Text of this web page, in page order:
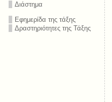
Διάστημα
Εφημερίδα της τάξης
Δραστηριότητες της Τάξης